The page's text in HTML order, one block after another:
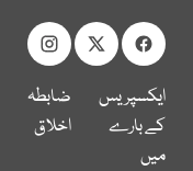
ایکسپریس
کے بارے
میں
ضابطہ
اخلاق